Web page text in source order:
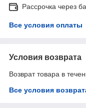
Рассрочка через
Все условия оплаты
Условия возврата
Возврат товара в
Все условия